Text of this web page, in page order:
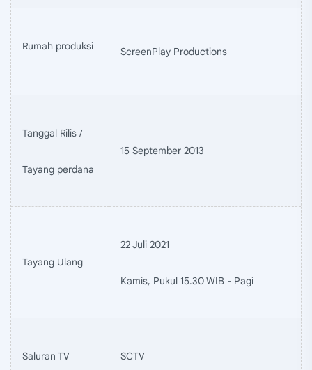
Rumah produksi ScreenPlay Productions
Tanggal Rilis /
Tayang perdana
15 September 2013
Tayang Ulang
22 Juli 2021
Kamis, Pukul 15.30 WIB - Pagi
Saluran TV SCTV